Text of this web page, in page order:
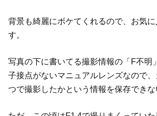
背景も綺麗にボケてくれるので、お気
す。
写真の下に書いてる撮影情報の「F不明
子接点がないマニュアルレンズなので、
つで撮影したかという情報を保存できな